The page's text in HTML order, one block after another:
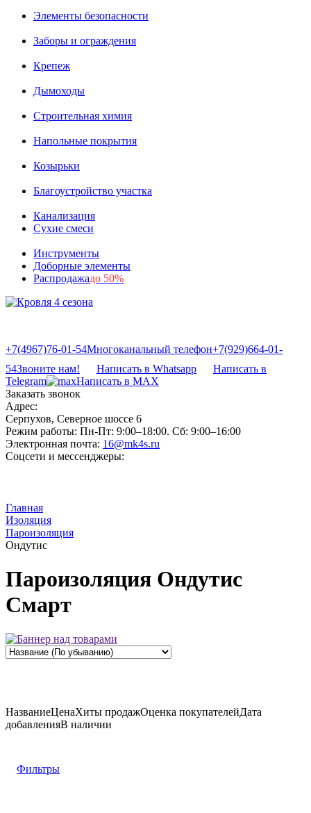
Элементы безопасности
Заборы и ограждения
Крепеж
Дымоходы
Строительная химия
Напольные покрытия
Козырьки
Благоустройство участка
Канализация
Сухие смеси
Инструменты
Доборные элементы
Распродажадо 50%
+7(4967)76-01-54Многоканальный телефон+7(929)664-01-
54Звоните нам! Написать в Whatsapp
Написать в
Telegram
Написать в MAX
Заказать звонок
Адрес:
Серпухов, Северное шоссе 6
Режим работы: Пн-Пт: 9:00–18:00. Сб: 9:00–16:00
Электронная почта: 16@mk4s.ru
Соцсети и мессенджеры:
Главная
Изоляция
Пароизоляция
Ондутис
Пароизоляция Ондутис
Смарт
НазваниеЦенаХиты продажОценка покупателейДата
добавленияВ наличии
Фильтры